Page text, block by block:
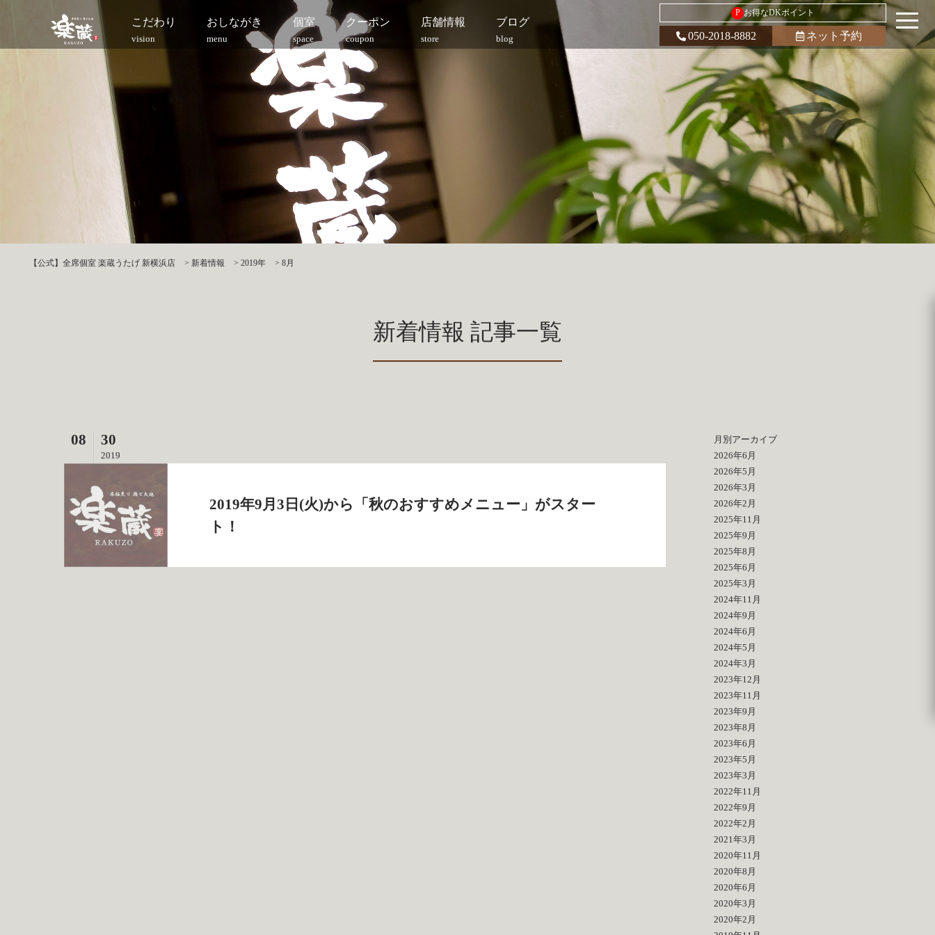
こだわり
vision
おしながき
menu
個室
space
クーポン
coupon
店舗情報
store
ブログ
blog
P お得なDKポイント
050-2018-8882 ネット予約
【公式】全席個室 楽蔵うたげ 新横浜店 > 新着情報 > 2019年 > 8月
新着情報 記事一覧
08 30
2019
2019年9月3日(火)から「秋のおすすめメニュー」がスター
ト！
月別アーカイブ
2026年6月
2026年5月
2026年3月
2026年2月
2025年11月
2025年9月
2025年8月
2025年6月
2025年3月
2024年11月
2024年9月
2024年6月
2024年5月
2024年3月
2023年12月
2023年11月
2023年9月
2023年8月
2023年6月
2023年5月
2023年3月
2022年11月
2022年9月
2022年2月
2021年3月
2020年11月
2020年8月
2020年6月
2020年3月
2020年2月